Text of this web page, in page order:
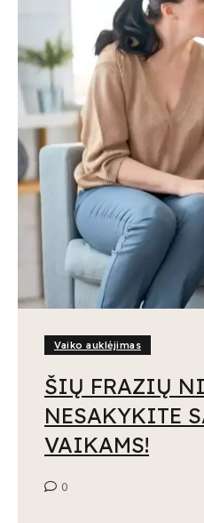
Vaiko auklėjimas
ŠIŲ FRAZIŲ
NESAKYKITE
VAIKAMS!
0